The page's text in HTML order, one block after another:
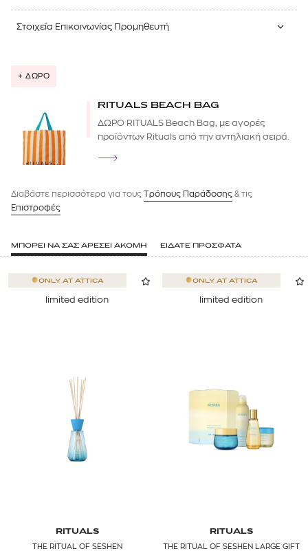
Στοιχεία Επικοινωνίας Προμηθευτή
+ ΔΩΡΟ
RITUALS BEACH BAG
ΔΩΡΟ RITUALS Beach Bag, με αγορές
προϊόντων Rituals από την αντηλιακή σειρά.
Διαβάστε περισσότερα για τους Tρόπους Παράδοσης & τις
Επιστροφές
ΜΠΟΡΕΙ ΝΑ ΣΑΣ ΑΡΕΣΕΙ ΑΚΟΜΗ ΕΙΔΑΤΕ ΠΡΟΣΦΑΤΑ
ONLY AT ATTICA
limited edition
RITUALS
THE RITUAL OF SESHEN
ONLY AT ATTICA
limited edition
RITUALS
THE RITUAL OF SESHEN LARGE GIFT